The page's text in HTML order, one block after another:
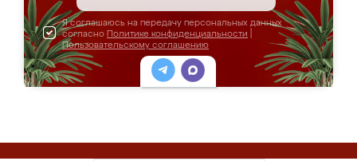
Я соглашаюсь на передачу персональных данных
согласно Политике конфиденциальности
Пользовательскому соглашению